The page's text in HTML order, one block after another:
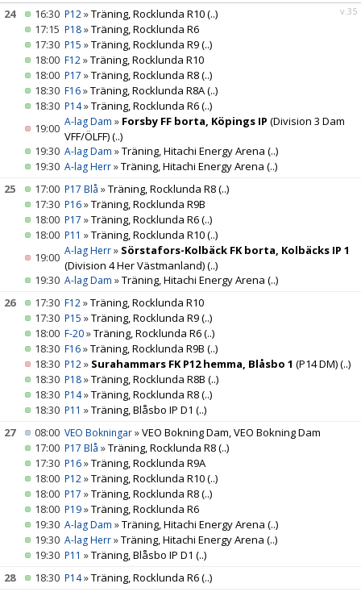
v.35
24 16:30 P12»Träning, Rocklunda R10(..)
17:15 P18»Träning, Rocklunda R6
17:30 P15 »Träning, Rocklunda R9(..)
18:00 F12»Träning, Rocklunda R10
18:00 P17 »Träning, Rocklunda R8(..)
18:30 F16»Träning, Rocklunda R8A(..)
18:30 P14»Träning, Rocklunda R6(..)
19:00 A-lag Dam » Forsby FF borta, Köpings IP (Division 3 Dam
VFF/ÖLFF)(..)
19:30 A-lag Dam »Träning, Hitachi Energy Arena (..)
19:30 A-lag Herr»Träning, Hitachi Energy Arena (..)
25
17:00 P17 Blå »Träning, Rocklunda R8(..)
17:30 P16»Träning, Rocklunda R9B
18:00 P17 »Träning, Rocklunda R6(..)
18:00 P11 »Träning, Rocklunda R10(..)
19:00 A-lag Herr» Sörstafors-Kolbäck FK borta, Kolbäcks IP 1
(Division 4 Her Västmanland)(..)
19:30 A-lag Dam »Träning, Hitachi Energy Arena (..)
26
17:30 F12»Träning, Rocklunda R10
17:30 P15 »Träning, Rocklunda R9(..)
18:00 F-20»Träning, Rocklunda R6(..)
18:30 F16»Träning, Rocklunda R9B (..)
18:30 P12» Surahammars FK P12 hemma, Blåsbo 1 (P14 DM)(..)
18:30 P18»Träning, Rocklunda R8B (..)
18:30 P14»Träning, Rocklunda R8(..)
18:30 P11 »Träning, Blåsbo IP D1 (..)
27
08:00 VEO Bokningar»VEO Bokning Dam, VEO Bokning Dam
17:00 P17 Blå »Träning, Rocklunda R8(..)
17:30 P16»Träning, Rocklunda R9A
18:00 P12»Träning, Rocklunda R10(..)
18:00 P17 »Träning, Rocklunda R8(..)
18:00 P19»Träning, Rocklunda R6
19:30 A-lag Dam »Träning, Hitachi Energy Arena (..)
19:30 A-lag Herr»Träning, Hitachi Energy Arena (..)
19:30 P11 »Träning, Blåsbo IP D1 (..)
28
18:30 P14»Träning, Rocklunda R6(..)